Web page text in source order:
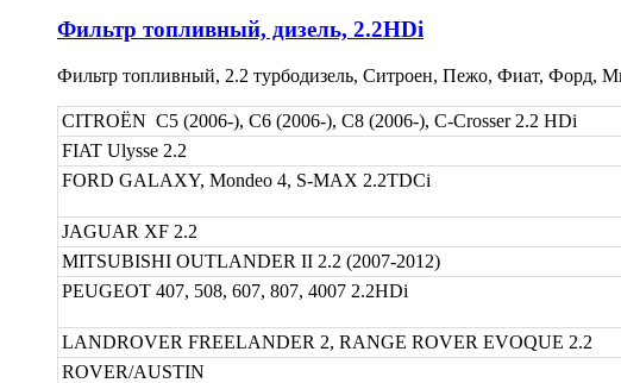
Фильтр топливный, дизель, 2.2HDi
Фильтр топливный, 2.2 турбодизель, Ситроен, Пежо, Фиат, Форд,
CITROЁN C5 (2006-), C6 (2006-), C8 (2006-), C-Crosser 2.2 HDi
FIAT Ulysse 2.2
FORD GALAXY, Mondeo 4, S-MAX 2.2TDCi
JAGUAR XF 2.2
MITSUBISHI OUTLANDER II 2.2 (2007-2012)
PEUGEOT 407, 508, 607, 807, 4007 2.2HDi
LANDROVER FREELANDER 2, RANGE ROVER EVOQUE 2.2
ROVER/AUSTIN